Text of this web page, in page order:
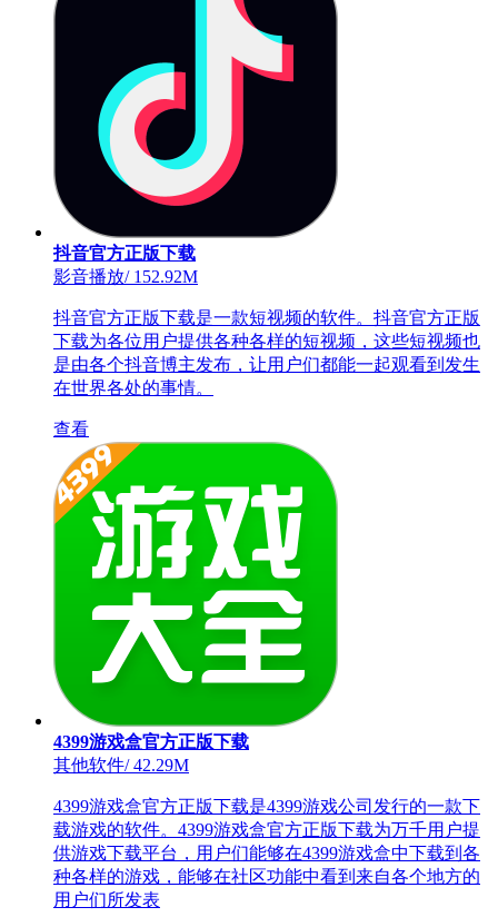
抖音官方正版下载
影音播放/152.92M
抖音官方正版下载是一款短视频的软件。抖音官方正版
下载为各位用户提供各种各样的短视频，这些短视频也
是由各个抖音博主发布，让用户们都能一起观看到发生
在世界各处的事情。
查看
4399游戏盒官方正版下载
其他软件/42.29M
4399游戏盒官方正版下载是4399游戏公司发行的一款下
载游戏的软件。4399游戏盒官方正版下载为万千用户提
供游戏下载平台，用户们能够在4399游戏盒中下载到各
种各样的游戏，能够在社区功能中看到来自各个地方的
用户们所发表